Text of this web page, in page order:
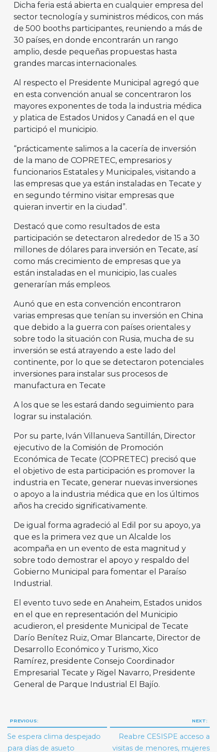
Dicha feria está abierta en cualquier empresa del
sector tecnología y suministros médicos, con más
de 500 booths participantes, reuniendo a más de
30 países, en donde encontrarán un rango
amplio, desde pequeñas propuestas hasta
grandes marcas internacionales.
Al respecto el Presidente Municipal agregó que
en esta convención anual se concentraron los
mayores exponentes de toda la industria médica
y platica de Estados Unidos y Canadá en el que
participó el municipio.
“prácticamente salimos a la cacería de inversión
de la mano de COPRETEC, empresarios y
funcionarios Estatales y Municipales, visitando a
las empresas que ya están instaladas en Tecate y
en segundo término visitar empresas que
quieran invertir en la ciudad”.
Destacó que como resultados de esta
participación se detectaron alrededor de 15 a 30
millones de dólares para inversión en Tecate, así
como más crecimiento de empresas que ya
están instaladas en el municipio, las cuales
generarían más empleos.
Aunó que en esta convención encontraron
varias empresas que tenían su inversión en China
que debido a la guerra con países orientales y
sobre todo la situación con Rusia, mucha de su
inversión se está atrayendo a este lado del
continente, por lo que se detectaron potenciales
inversiones para instalar sus procesos de
manufactura en Tecate
A los que se les estará dando seguimiento para
lograr su instalación.
Por su parte, Iván Villanueva Santillán, Director
ejecutivo de la Comisión de Promoción
Económica de Tecate (COPRETEC) precisó que
el objetivo de esta participación es promover la
industria en Tecate, generar nuevas inversiones
o apoyo a la industria médica que en los últimos
años ha crecido significativamente.
De igual forma agradeció al Edil por su apoyo, ya
que es la primera vez que un Alcalde los
acompaña en un evento de esta magnitud y
sobre todo demostrar el apoyo y respaldo del
Gobierno Municipal para fomentar el Paraíso
Industrial.
El evento tuvo sede en Anaheim, Estados unidos
en el que en representación del Municipio
acudieron, el presidente Municipal de Tecate
Darío Benítez Ruiz, Omar Blancarte, Director de
Desarrollo Económico y Turismo, Xico
Ramírez, presidente Consejo Coordinador
Empresarial Tecate y Rigel Navarro, Presidente
General de Parque Industrial El Bajío.
Navegación
de
PREVIOUS:
Se espera clima despejado
para días de asueto
NEXT:
Reabre CESISPE acceso a
visitas de menores, mujeres